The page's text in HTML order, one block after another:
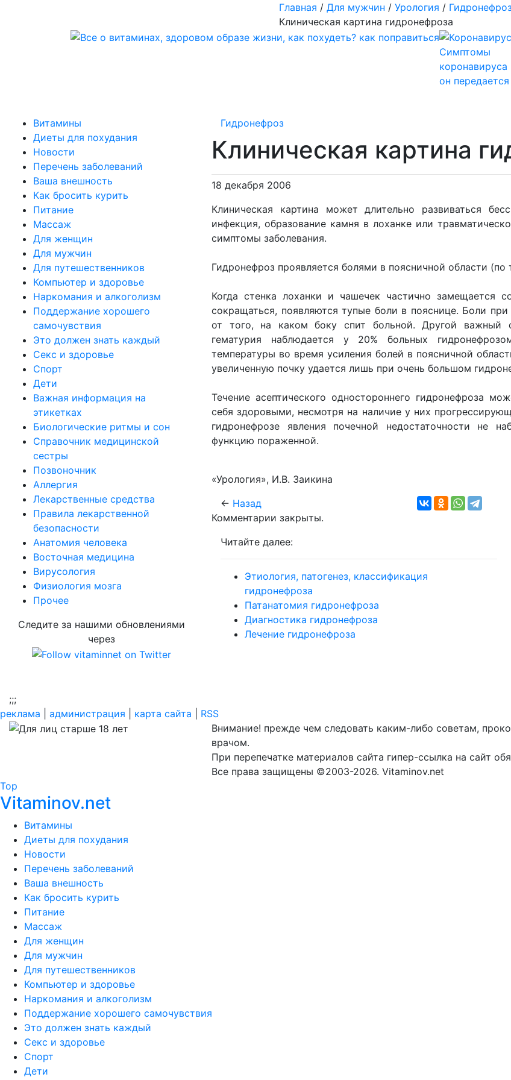
Главная / Для мужчин / Урология /
Клиническая картина гидронефроза
Симптомы
коронавируса
он передается
Витамины
Диеты для похудания
Новости
Перечень заболеваний
Ваша внешность
Как бросить курить
Питание
Массаж
Для женщин
Для мужчин
Для путешественников
Компьютер и здоровье
Наркомания и алкоголизм
Поддержание хорошего
самочувствия
Это должен знать каждый
Секс и здоровье
Спорт
Дети
Важная информация на
этикетках
Биологические ритмы и сон
Справочник медицинской
сестры
Позвоночник
Аллергия
Лекарственные средства
Правила лекарственной
безопасности
Aнатомия человека
Восточная медицина
Вирусология
Физиология мозга
Прочее
Следите за нашими обновлениями
через
;;;
Гидронефроз
Клиническая картина
18 декабря 2006
Клиническая картина может длительно развиваться
инфекция, образование камня в лоханке или
симптомы заболевания.
Гидронефроз проявляется болями в поясничной области (по
Когда стенка лоханки и чашечек частично замещается
сокращаться, появляются тупые боли в пояснице. Боли
от того, на каком боку спит больной. Другой важный
гематурия наблюдается у 20% больных
температуры во время усиления болей в поясничной
увеличенную почку удается лишь при очень большом
Течение асептического одностороннего гидронефроза
себя здоровыми, несмотря на наличие у них
гидронефрозе явления почечной недостаточности не
функцию пораженной.
«Урология», И.В. Заикина
← Назад
Комментарии закрыты.
Читайте далее:
Этиология, патогенез, классификация
гидронефроза
Патанатомия гидронефроза
Диагностика гидронефроза
Лечение гидронефроза
реклама администрация карта сайта
RSS
Внимание! прежде чем следовать каким-либо советам,
врачом.
При перепечатке материалов сайта гипер-ссылка на сайт
Все права защищены ©2003-2026. Vitaminov.net
Top
Vitaminov.net
Витамины
Диеты для похудания
Новости
Перечень заболеваний
Ваша внешность
Как бросить курить
Питание
Массаж
Для женщин
Для мужчин
Для путешественников
Компьютер и здоровье
Наркомания и алкоголизм
Поддержание хорошего самочувствия
Это должен знать каждый
Секс и здоровье
Спорт
Дети